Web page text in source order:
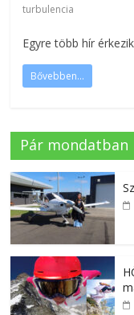
turbulencia
Egyre több hír
Bővebben...
Pár mondatban